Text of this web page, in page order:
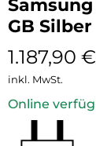
Samsung
GB Silber
1.187,90 €
inkl. MwSt.
Online